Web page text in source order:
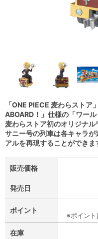
「ONE PIECE 麦わらスト
ABOARD！」仕様の「ワー
麦わらストア初のオリジナル
サニー号の列車は各キャラ
アルを再現することができま
販売価格
発売日
ポイント
※ポイント
在庫